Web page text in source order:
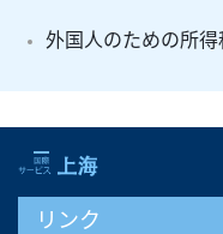
外国人のための所得
リンク